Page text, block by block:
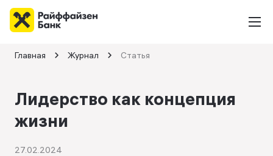
Главная Журнал Статья
Лидерство как концепция
жизни
27.02.2024